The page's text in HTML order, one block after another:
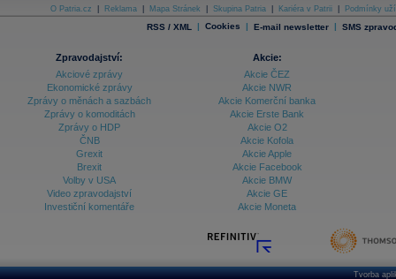
O Patria.cz Reklama Mapa Stránek Skupina Patria Kariéra v Patrii Podmínky
RSS / XML | Cookies | E-mail newsletter | SMS
Zpravodajství:
Akciové zprávy
Ekonomické zprávy
Zprávy o měnách a sazbách
Zprávy o komoditách
Zprávy o HDP
ČNB
Grexit
Brexit
Volby v USA
Video zpravodajství
Investiční komentáře
Akcie:
Akcie ČEZ
Akcie NWR
Akcie Komerční banka
Akcie Erste Bank
Akcie O2
Akcie Kofola
Akcie Apple
Akcie Facebook
Akcie BMW
Akcie GE
Akcie Moneta
Tvorba